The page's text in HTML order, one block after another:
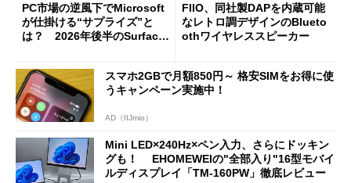
PC市場の逆風下でMicrosoft
が仕掛ける“サプライズ”と
は？ 2026年後半のSurface
FIIO、同社製DAPを内蔵可能
なレトロ調デザインのBlueto
othワイヤレススピーカー
スマホ2GBで月額850円～ 格安SIMをお得に使
うキャンペーン実施中！
AD（IIJmio）
Mini LED×240Hz×ペン入力、さらにドッキン
グも！ EHOMEWEIの"全部入り"16型モバイ
ルディスプレイ「TM-160PW」徹底レビュー